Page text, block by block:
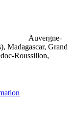
Auvergne-
Madagascar, Grand
Roussillon,